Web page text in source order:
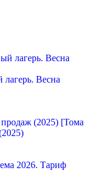
Весна
[Тома